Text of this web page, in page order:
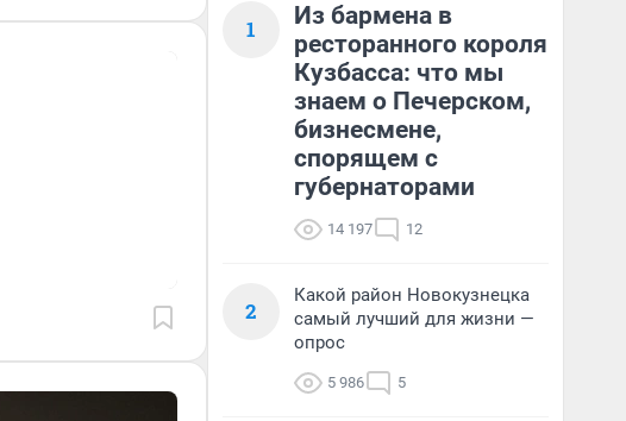
1
Из бармена в
ресторанного короля
Кузбасса: что мы
знаем о Печерском,
бизнесмене,
спорящем с
губернаторами
14 197 12
2
Какой район Новокузнецка
самый лучший для жизни —
опрос
5 986 5